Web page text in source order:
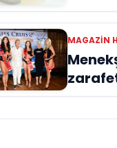
açılış
MAGAZIN